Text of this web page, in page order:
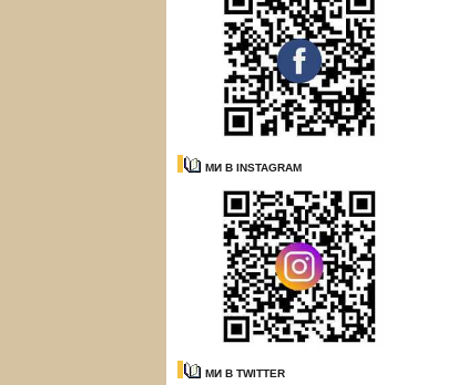
МИ В INSTAGRAM
МИ В TWITTER